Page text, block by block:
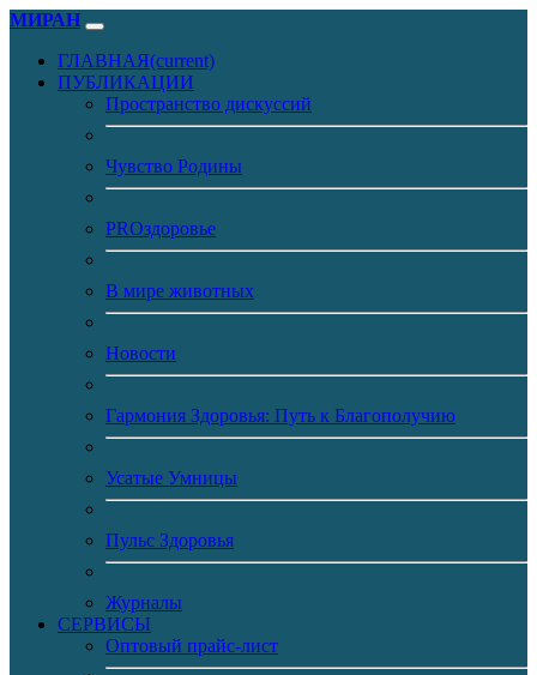
МИРАН
ГЛАВНАЯ(current)
ПУБЛИКАЦИИ
Пространство дискуссий
Чувство Родины
PROздоровье
В мире животных
Новости
Гармония Здоровья: Путь к Благополучию
Усатые Умницы
Пульс Здоровья
Журналы
CЕРВИСЫ
Оптовый прайс-лист